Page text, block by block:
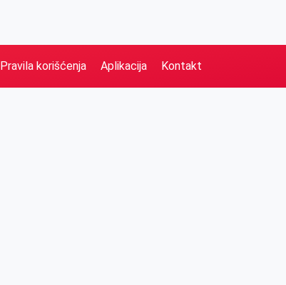
Pravila korišćenja Aplikacija Kontakt